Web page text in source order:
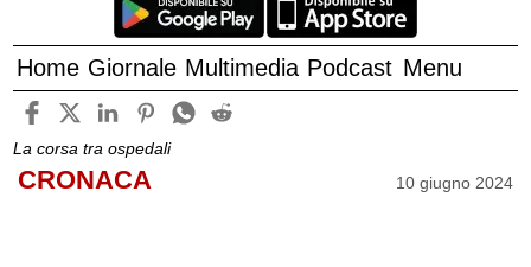
Home Giornale Multimedia Podcast Menu
La corsa tra ospedali
CRONACA 10 giugno 2024